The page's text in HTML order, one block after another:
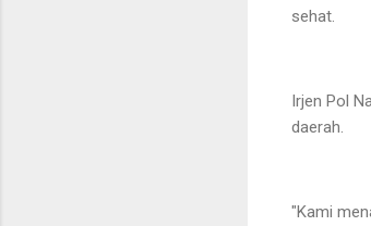
sehat.
Irjen Pol
daerah.
"Kami